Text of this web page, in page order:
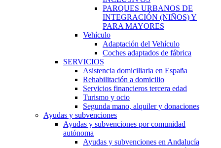
PARQUES URBANOS DE
INTEGRACIÓN (NIÑOS) Y
PARA MAYORES
Vehículo
Adaptación del Vehículo
Coches adaptados de fábrica
SERVICIOS
Asistencia domiciliaria en España
Rehabilitación a domicilio
Servicios financieros tercera edad
Turismo y ocio
Segunda mano, alquiler y donaciones
Ayudas y subvenciones
Ayudas y subvenciones por comunidad
autónoma
Ayudas y subvenciones en Andalucía